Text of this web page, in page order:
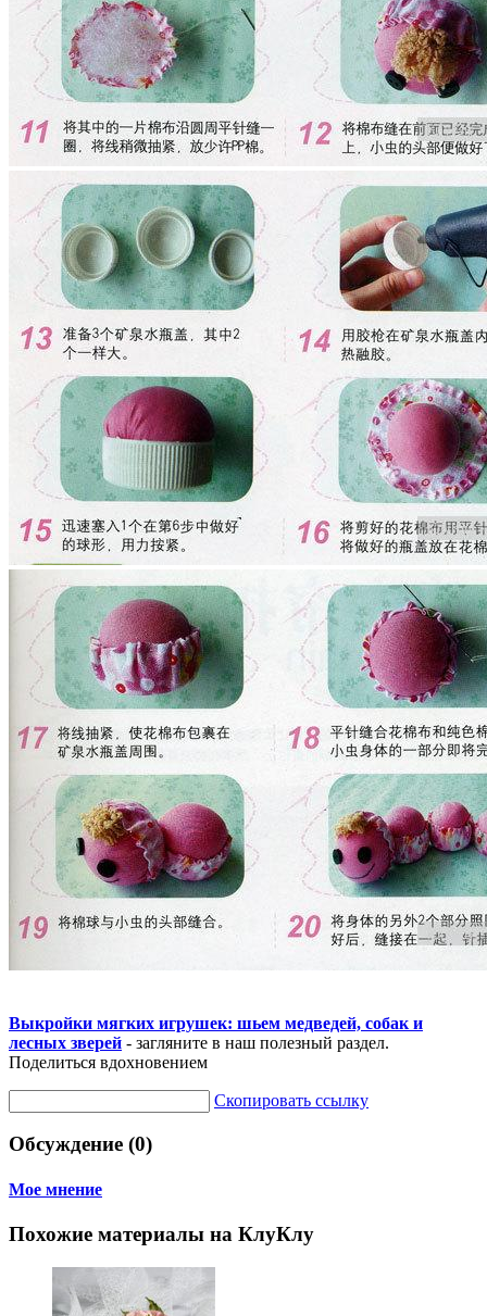
Выкройки мягких игрушек: шьем медведей, собак и
лесных зверей - загляните в наш полезный раздел.
Поделиться вдохновением
Скопировать ссылку
Обсуждение (0)
Мое мнение
Похожие материалы на КлуКлу